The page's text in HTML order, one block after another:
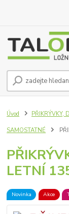
Úvod PŘIKRÝVKY,
SAMOSTATNÉ
LETNÍ
Novinka Akce